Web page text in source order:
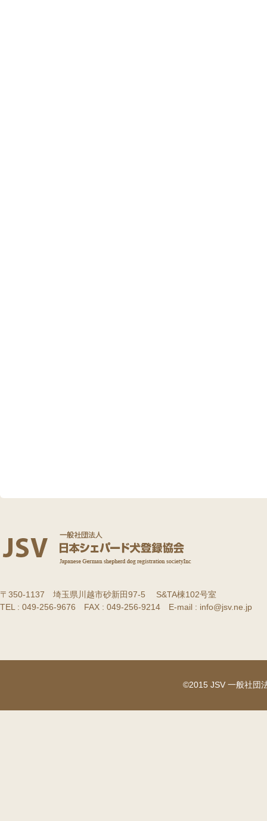
〒350-1137 埼玉県川越市砂新田97-5 S&TA棟102号室
TEL : 049-256-9676 FAX : 049-256-9214 E-mail : info@jsv.ne.jp
©2015 JSV 一般社団